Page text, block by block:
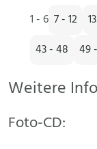
1 - 6 7 - 12
43 - 48
49
Weitere
Foto-CD: